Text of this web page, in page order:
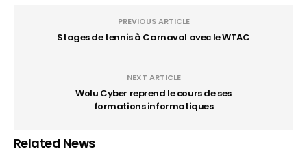
PREVIOUS ARTICLE
Stages de tennis à Carnaval avec le WTAC
NEXT ARTICLE
Wolu Cyber reprend le cours de ses
formations informatiques
Related News